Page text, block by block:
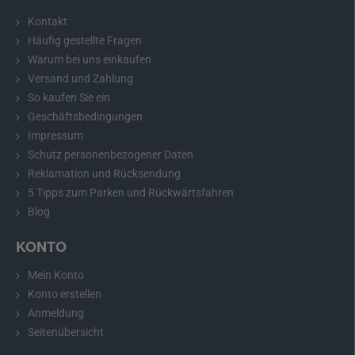
Empfehlung:
Bitte messen Sie vor dem Kauf die Abmessungen
Ihrer Nummernschildbeleuchtung und vergleichen Sie diese mit
dem gewählten Modell.
Rückfahrkamera für Audi A3, A4, A6, A8, Q7
Die Rückfahrkamera für Audi A3, A4, A6, A8, Q7
die Stelle Ihrer Nummernschildbeleuchtung. Der Einbau ist einfach
Kontakt
Häufig gestellte Fragen
Warum bei uns einkaufen
Versand und Zahlung
So kaufen Sie ein
Geschäftsbedingungen
Impressum
Schutz personenbezogener Daten
Reklamation und Rücksendung
5 Tipps zum Parken und Rückwärtsfahren
Blog
KONTO
Mein Konto
Konto erstellen
Anmeldung
Seitenübersicht